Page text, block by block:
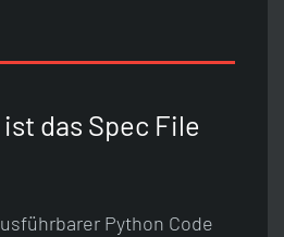
das Spec File
Python Code